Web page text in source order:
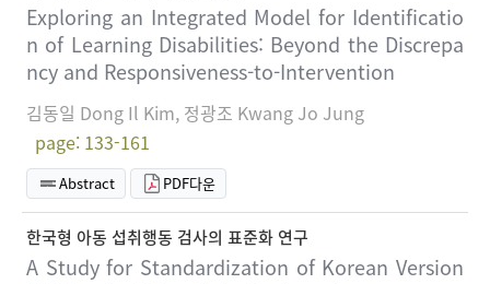
Exploring an Integrated Model for Identificatio
n of Learning Disabilities: Beyond the Discrepa
ncy and Responsiveness-to-Intervention
김동일 Dong Il Kim, 정광조 Kwang Jo Jung
page: 133-161
Abstract PDF다운
한국형 아동 섭취행동 검사의 표준화 연구
A Study for Standardization of Korean Version